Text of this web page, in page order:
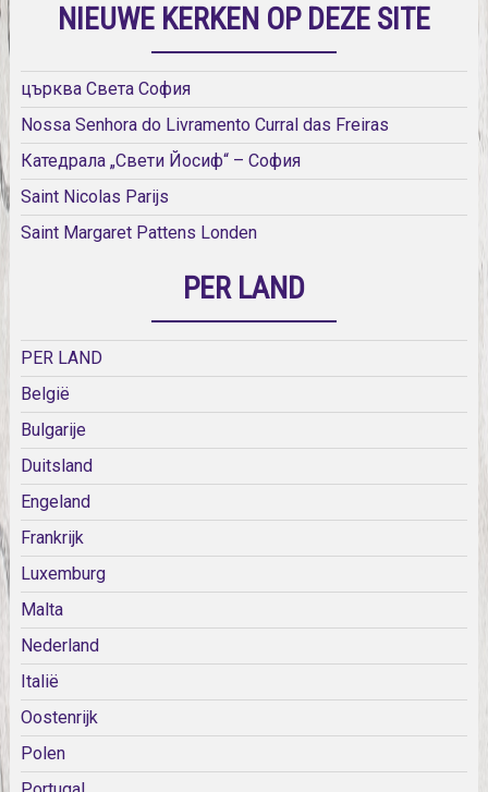
NIEUWE KERKEN OP DEZE SITE
църква Света София
Nossa Senhora do Livramento Curral das Freiras
Катедрала „Свети Йосиф“ – София
Saint Nicolas Parijs
Saint Margaret Pattens Londen
PER LAND
PER LAND
België
Bulgarije
Duitsland
Engeland
Frankrijk
Luxemburg
Malta
Nederland
Italië
Oostenrijk
Polen